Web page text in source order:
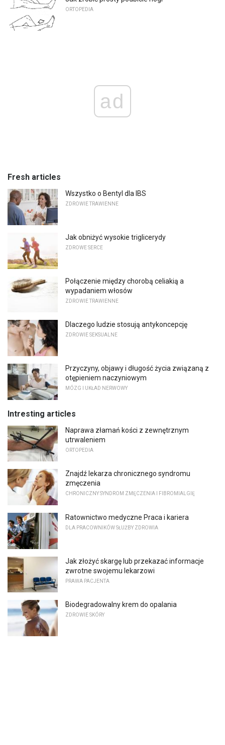
ORTOPEDIA
ad
Fresh articles
Wszystko o Bentyl dla IBS
ZDROWIE TRAWIENNE
Jak obniżyć wysokie triglicerydy
ZDROWE SERCE
Połączenie między chorobą celiakią a
wypadaniem włosów
ZDROWIE TRAWIENNE
Dlaczego ludzie stosują antykoncepcję
ZDROWIE SEKSUALNE
Przyczyny, objawy i długość życia związaną z
otępieniem naczyniowym
MÓZG I UKŁAD NERWOWY
Intresting articles
Naprawa złamań kości z zewnętrznym
utrwaleniem
ORTOPEDIA
Znajdź lekarza chronicznego syndromu
zmęczenia
CHRONICZNY SYNDROM ZMĘCZENIA I FIBROMIALGIĘ
Ratownictwo medyczne Praca i kariera
DLA PRACOWNIKÓW SŁUŻBY ZDROWIA
Jak złożyć skargę lub przekazać informacje
zwrotne swojemu lekarzowi
PRAWA PACJENTA
Biodegradowalny krem ​​do opalania
ZDROWIE SKÓRY